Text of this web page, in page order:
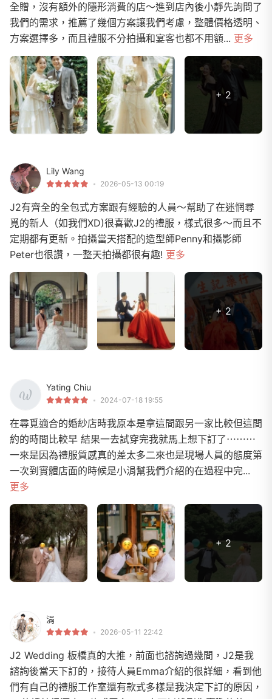
全贈，沒有額外的隱形消費的店～進到店內後小靜先詢問了
我們的需求，推薦了幾個方案讓我們考慮，整體價格透明、
方案選擇多，而且禮服不分拍攝和宴客也都不用額... 更多
+ 2
Lily Wang
2026-05-13 00:19
J2有齊全的全包式方案跟有經驗的人員～幫助了在迷惘尋
覓的新人（如我們XD)很喜歡J2的禮服，樣式很多～而且不
定期都有更新。拍攝當天搭配的造型師Penny和攝影師
Peter也很讚，一整天拍攝都很有趣! 更多
+ 2
Yating Chiu
2024-07-18 19:55
在尋覓適合的婚紗店時我原本是拿這間跟另一家比較但這間
約的時間比較早 結果一去試穿完我就馬上想下訂了⋯⋯⋯
一來是因為禮服質感真的差太多二來也是現場人員的態度第
一次到實體店面的時候是小涓幫我們介紹的在過程中完...
更多
+ 2
涓
2026-05-11 22:42
J2 Wedding 板橋真的大推，前面也諮詢過幾間，J2是我
諮詢後當天下訂的，接待人員Emma介紹的很詳細，看到他
們有自己的禮服工作室還有款式多樣是我決定下訂的原因，